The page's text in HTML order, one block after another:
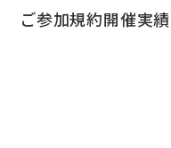
ご参加規約開催実績